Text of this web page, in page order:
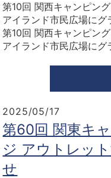
第10回 関西キャンピン
アイランド市民広場にグ
第10回 関西キャンピン
アイランド市民広場に
2025/05/17
第60回 関東キ
ジ アウトレッ
せ